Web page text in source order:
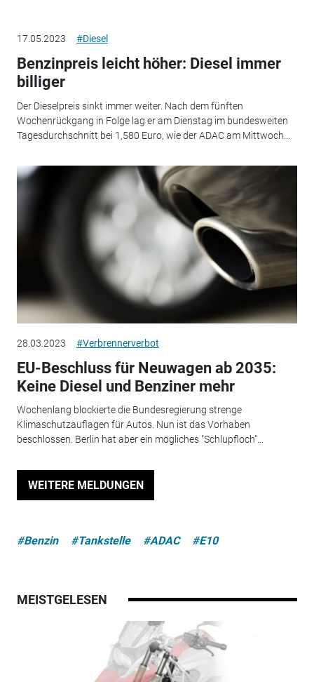
17.05.2023 #Diesel
Benzinpreis leicht höher: Diesel immer
billiger
Der Dieselpreis sinkt immer weiter. Nach dem fünften
Wochenrückgang in Folge lag er am Dienstag im bundesweiten
Tagesdurchschnitt bei 1,580 Euro, wie der ADAC am Mittwoch...
28.03.2023 #Verbrennerverbot
EU-Beschluss für Neuwagen ab 2035:
Keine Diesel und Benziner mehr
Wochenlang blockierte die Bundesregierung strenge
Klimaschutzauflagen für Autos. Nun ist das Vorhaben
beschlossen. Berlin hat aber ein mögliches "Schlupfloch"...
WEITERE MELDUNGEN
#Benzin #Tankstelle #ADAC #E10
MEISTGELESEN